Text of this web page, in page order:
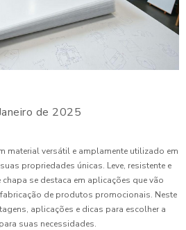
de 2025
material versátil e amplamente utilizado em
propriedades únicas. Leve, resistente e
se destaca em aplicações que vão
de produtos promocionais. Neste
aplicações e dicas para escolher a
suas necessidades.